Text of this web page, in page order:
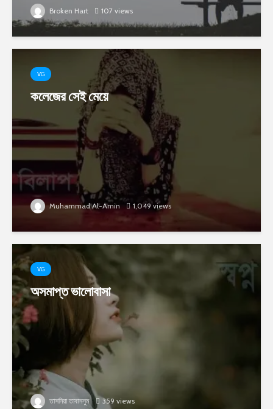
Broken Hart 107 views
VG
কলেজের সেই মেয়ে
Muhammad Al-Amin 1,049 views
VG
অসমাপ্ত ভালোবাসা
তাসনিয়া তাবাসসুম 359 views